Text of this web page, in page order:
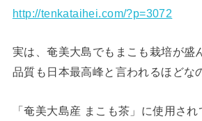
http://tenkataihei.com/?p=3072
実は、奄美大島でもまこも栽培が盛
品質も日本最高峰と言われるほどな
「奄美大島産 まこも茶」に使用され